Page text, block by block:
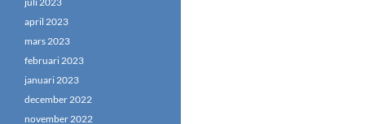
april 2023
mars 2023
februari 2023
januari 2023
december 2022
november 2022